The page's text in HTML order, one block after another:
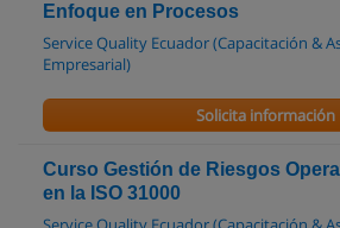
Enfoque en Procesos
Service Quality Ecuador (Capacitación &
Empresarial)
Solicita información
Curso Gestión de Riesgos
en la ISO 31000